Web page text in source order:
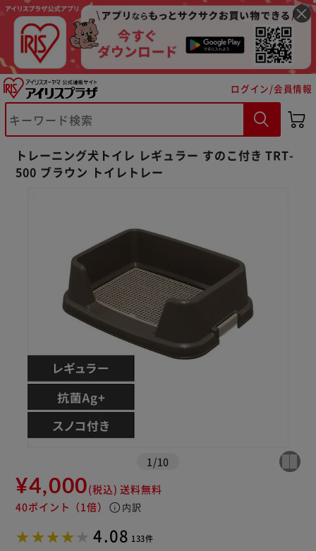
ログイン/会員情報
トレーニング犬トイレ レギュラー すのこ付き TRT-
500 ブラウン トイレトレー
1 /10
¥4,000(税込) 送料無料
40ポイント （1倍） info 内訳
4.08 133件
※ご確認ください
カートに入れる 購入手続きへ